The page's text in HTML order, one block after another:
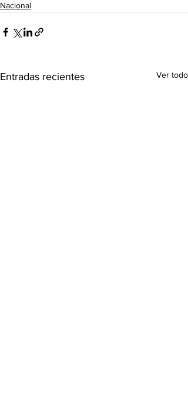
Nacional
Entradas recientes Ver todo